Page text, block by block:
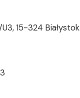
15-324 Białystok